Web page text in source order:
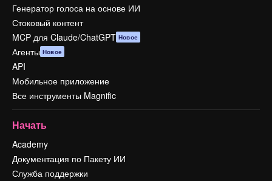
Генератор голоса на основе ИИ
Стоковый контент
MCP для Claude/ChatGPT Новое
Агенты Новое
API
Мобильное приложение
Все инструменты Magnific
Начать
Academy
Документация по Пакету ИИ
Служба поддержки